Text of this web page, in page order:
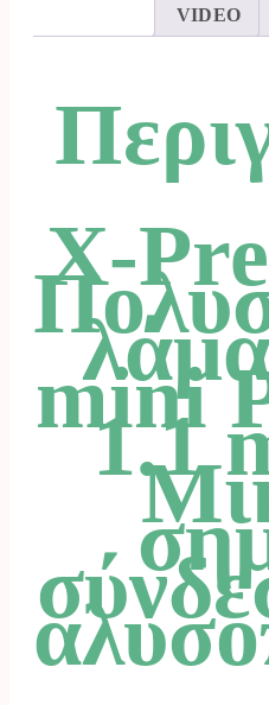
VIDEO
X-
mini
1.1